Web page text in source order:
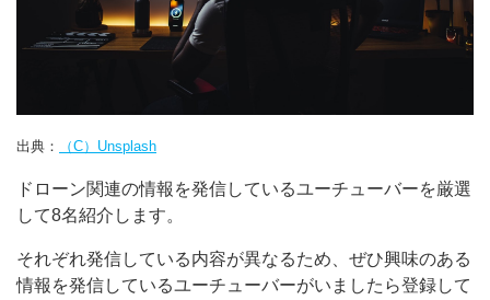
出典： （C）Unsplash
ドローン関連の情報を発信しているユーチューバーを厳選
して8名紹介します。
それぞれ発信している内容が異なるため、ぜひ興味のある
情報を発信しているユーチューバーがいましたら登録して